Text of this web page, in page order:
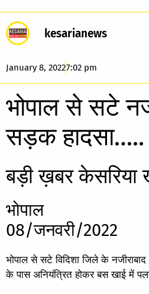
kesarianews
January 8, 20227:02 pm
भोपाल से सटे
सड़क हादसा…..
बड़ी ख़बर
भोपाल
08/जनवरी/2022
भोपाल से सटे विदिशा जिले के
के पास अनियंत्रित होकर बस खाई में